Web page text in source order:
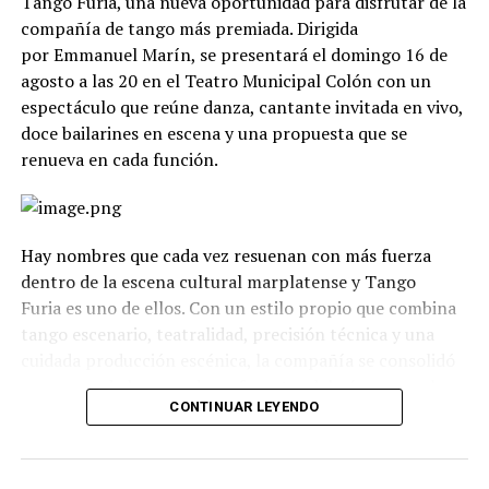
compañía de tango más premiada. Dirigida
por Emmanuel Marín, se presentará el domingo 16 de
agosto a las 20 en el Teatro Municipal Colón con un
espectáculo que reúne danza, cantante invitada en vivo,
doce bailarines en escena y una propuesta que se
renueva en cada función.
Hay nombres que cada vez resuenan con más fuerza
dentro de la escena cultural marplatense y Tango
Furia es uno de ellos. Con un estilo propio que combina
tango escenario, teatralidad, precisión técnica y una
como uno de los grandes referentes del género en el
La propuesta recorre diferentes universos, desde los
CONTINUAR LEYENDO